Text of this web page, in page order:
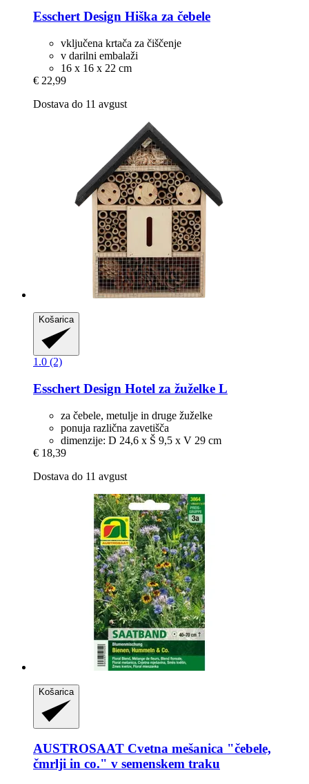
Esschert Design Hiška za čebele
vključena krtača za čiščenje
v darilni embalaži
16 x 16 x 22 cm
€ 22,99
Dostava do 11 avgust
Košarica
1.0 (2)
Esschert Design Hotel za žuželke L
za čebele, metulje in druge žuželke
ponuja različna zavetišča
dimenzije: D 24,6 x Š 9,5 x V 29 cm
€ 18,39
Dostava do 11 avgust
Košarica
AUSTROSAAT Cvetna mešanica "čebele,
čmrlji in co." v semenskem traku